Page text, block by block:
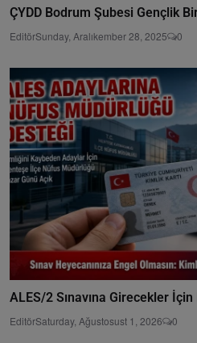
ÇYDD Bodrum Şubesi Gençlik
EditörSunday, Aralıkember 28, 2025 0
ALES/2 Sınavına Girecekler
EditörSaturday, Ağustosust 1, 2026 0